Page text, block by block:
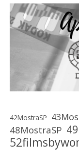
42MostraSP
48MostraSP